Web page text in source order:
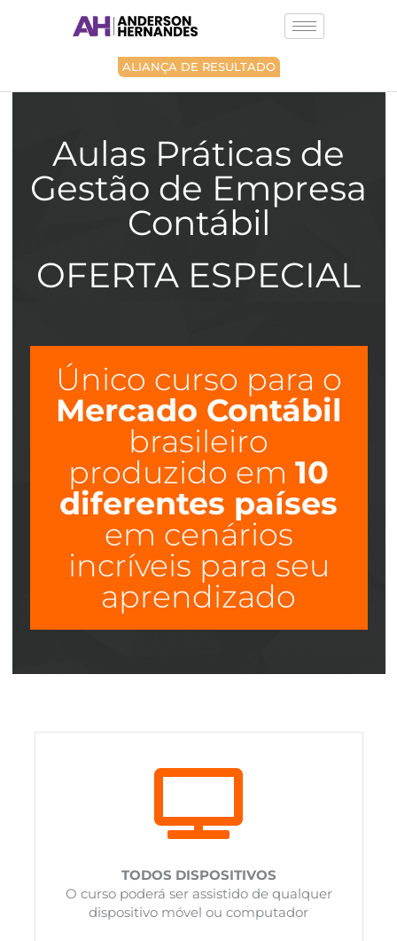
ALIANÇA DE RESULTADO
Aulas Práticas de
Gestão de Empresa
Contábil
OFERTA ESPECIAL
Único curso para o
Mercado Contábil
brasileiro
produzido em 10
diferentes países
em cenários
incríveis para seu
aprendizado
TODOS DISPOSITIVOS
O curso poderá ser assistido de qualquer
dispositivo móvel ou computador